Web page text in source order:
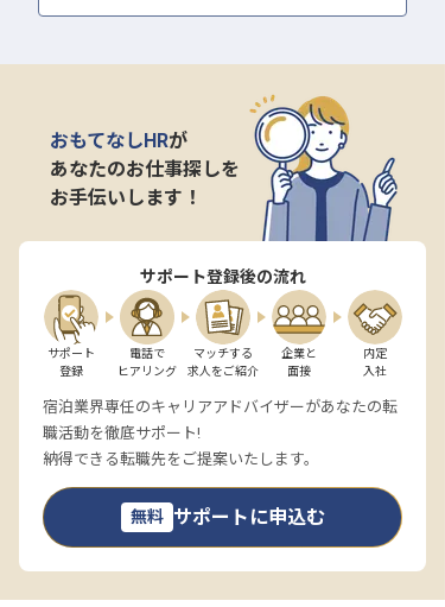
おもてなしHRが
あなたのお仕事探しを
お手伝いします！
サポート登録後の流れ
サポート
登録
電話で
ヒアリング
マッチする
求人をご紹介
企業と
面接
内定
入社
宿泊業界専任のキャリアアドバイザーがあなたの転
職活動を徹底サポート!
納得できる転職先をご提案いたします。
無料 サポートに申込む